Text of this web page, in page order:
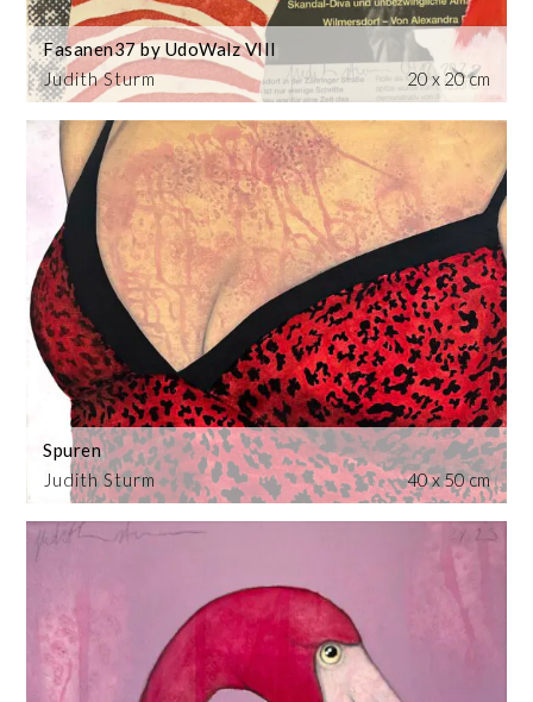
Judith Sturm
Fasanen37 by UdoWalz VIII
20 x 20 cm
Judith Sturm
Spuren
40 x 50 cm